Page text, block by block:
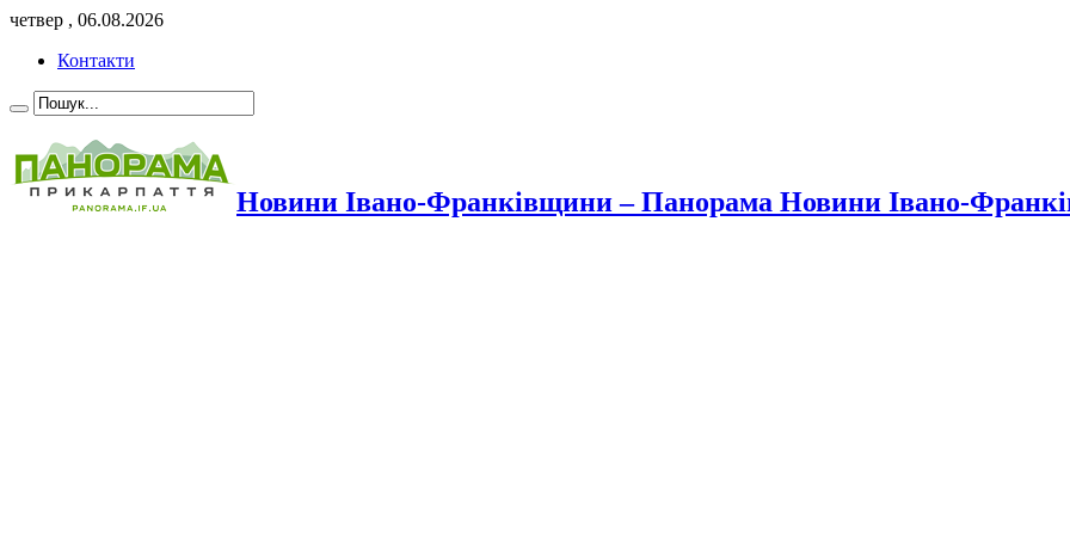
четвер , 06.08.2026
Контакти
Новини Івано-Франківщини – Панорама Новини Івано-